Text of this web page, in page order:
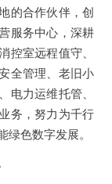
的合作伙伴，创
服务中心，深耕
控室远程值守、
全管理、老旧小
电力运维托管、
务，努力为千行
色数字发展。